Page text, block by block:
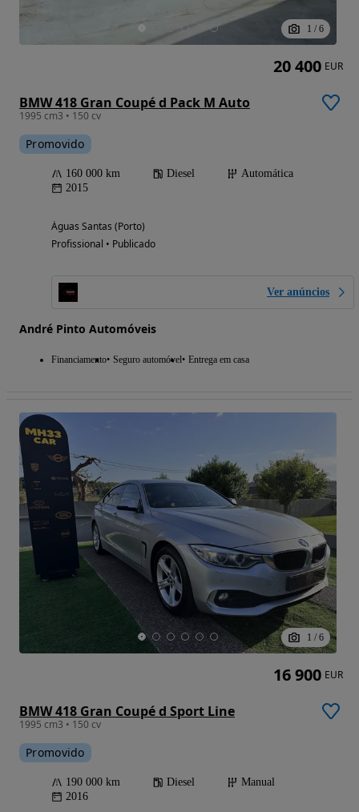
1 / 6
BMW 418 Gran Coupé d Pack M Auto
1995 cm3 • 150 cv
Promovido
160 000 km Diesel
Automática
2015
Águas Santas (Porto)
Profissional • Publicado
Ver anúncios
André Pinto Automóveis
Financiamento Seguro automóvel Entrega em casa
20 400 EUR
1 / 6
BMW 418 Gran Coupé d Sport Line
1995 cm3 • 150 cv
Promovido
190 000 km Diesel
Manual
2016
16 900 EUR